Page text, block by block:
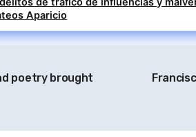
Aparicio
poetry brought